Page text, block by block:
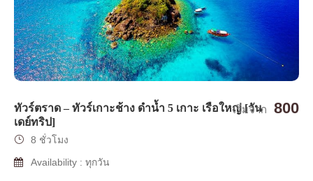
ทัวร์ตราด – ทัวร์เกาะช้าง ดำน้ำ 5 เกาะ เรือใหญ่ [วัน
เดย์ทริป]
เริ่มจาก 800
8 ชั่วโมง
Availability : ทุกวัน